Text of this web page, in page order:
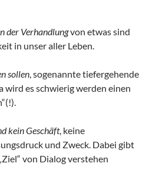
der Verhandlungvon etwas sind
in unser aller Leben.
sollen, sogenannte tiefergehende
wird es schwierig werden einen
kein Geschäft, keine
und Zweck. Dabei gibt
von Dialog verstehen